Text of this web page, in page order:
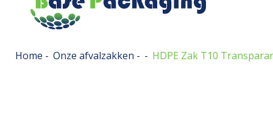
Home - Onze afvalzakken - - HDPE Zak T10